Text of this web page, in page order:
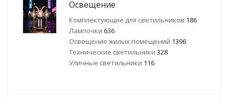
Освещение
Комплектующие для светильников 186
Лампочки 636
Освещение жилых помещений 1396
Технические светильники 328
Уличные светильники 116